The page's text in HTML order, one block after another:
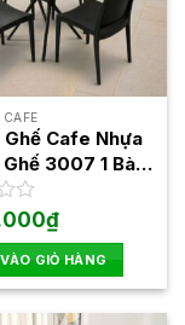
Ghế Cafe Nhựa
3007 1 Bàn
₫
GIỎ HÀNG